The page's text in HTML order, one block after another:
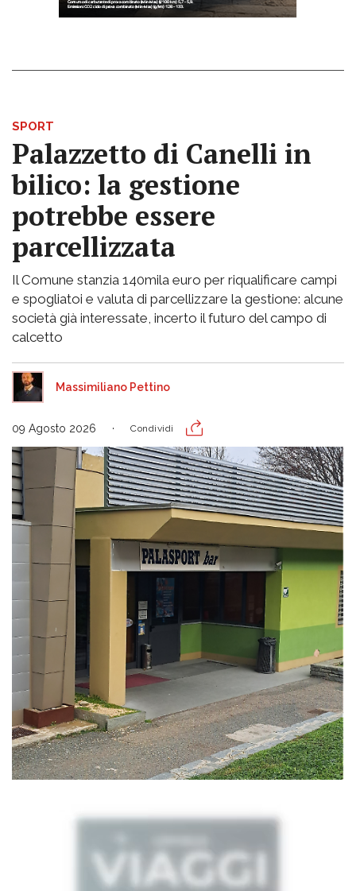
SPORT
Palazzetto di Canelli in
bilico: la gestione
potrebbe essere
parcellizzata
Il Comune stanzia 140mila euro per riqualificare campi
e spogliatoi e valuta di parcellizzare la gestione: alcune
società già interessate, incerto il futuro del campo di
calcetto
Massimiliano Pettino
09 Agosto 2026 Condividi